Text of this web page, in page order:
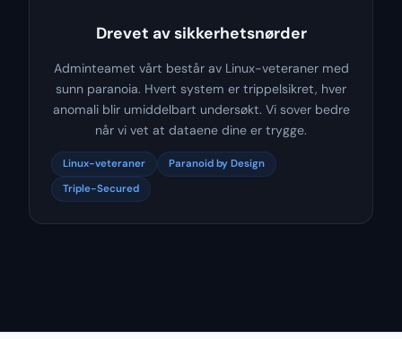
Drevet av sikkerhetsnørder
Adminteamet vårt består av Linux-veteraner med
sunn paranoia. Hvert system er trippelsikret, hver
anomali blir umiddelbart undersøkt. Vi sover bedre
når vi vet at dataene dine er trygge.
Linux-veteraner
Paranoid by Design
Triple-Secured